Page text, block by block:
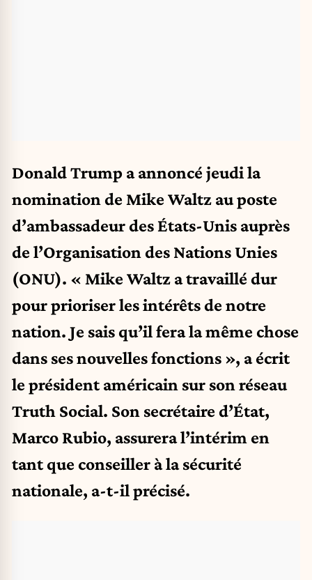
Donald Trump a annoncé jeudi la
nomination de Mike Waltz au poste
d’ambassadeur des États-Unis auprès
de l’Organisation des Nations Unies
(ONU). « Mike Waltz a travaillé dur
pour prioriser les intérêts de notre
nation. Je sais qu’il fera la même chose
dans ses nouvelles fonctions », a écrit
le président américain sur son réseau
Truth Social. Son secrétaire d’État,
Marco Rubio, assurera l’intérim en
tant que conseiller à la sécurité
nationale, a-t-il précisé.